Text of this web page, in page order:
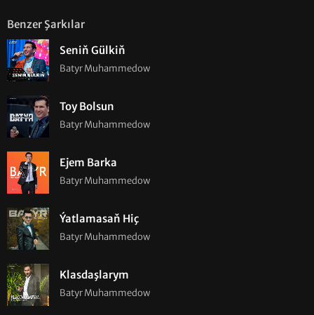
Benzer Şarkılar
Seniň Gülkiň
Batyr Muhammedow
Toy Bolsun
Batyr Muhammedow
Ejem Barka
Batyr Muhammedow
Ýatlamasaň Hiç
Batyr Muhammedow
Klasdaşlarym
Batyr Muhammedow